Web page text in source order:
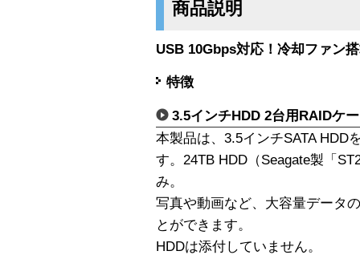
商品説明
USB 10Gbps対応！冷却ファン
特徴
3.5インチHDD 2台用RAIDケ
本製品は、3.5インチSATA HDD
す。24TB HDD（Seagate製「
み。
写真や動画など、大容量データ
とができます。
HDDは添付していません。